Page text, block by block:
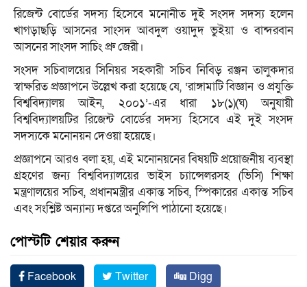
রিজেন্ট বোর্ডের সদস্য হিসেবে মনোনীত দুই সংসদ সদস্য হলেন
খাগড়াছড়ি আসনের সাংসদ আবদুল ওয়াদুদ ভুইয়া ও বান্দরবান
আসনের সাংসদ সাচিং প্রু জেরী।
সংসদ সচিবালয়ের সিনিয়র সহকারী সচিব নিবিড় রঞ্জন তালুকদার
স্বাক্ষরিত প্রজ্ঞাপনে উল্লেখ করা হয়েছে যে, ‘রাঙ্গামাটি বিজ্ঞান ও প্রযুক্তি
বিশ্ববিদ্যালয় আইন, ২০০১’-এর ধারা ১৮(১)(ঘ) অনুযায়ী
বিশ্ববিদ্যালয়টির রিজেন্ট বোর্ডের সদস্য হিসেবে এই দুই সংসদ
সদস্যকে মনোনয়ন দেওয়া হয়েছে।
প্রজ্ঞাপনে আরও বলা হয়, এই মনোনয়নের বিষয়টি প্রয়োজনীয় ব্যবস্থা
গ্রহণের জন্য বিশ্ববিদ্যালয়ের ভাইস চ্যান্সেলরসহ (ভিসি) শিক্ষা
মন্ত্রণালয়ের সচিব, প্রধানমন্ত্রীর একান্ত সচিব, স্পিকারের একান্ত সচিব
এবং সংশ্লিষ্ট অন্যান্য দপ্তরে অনুলিপি পাঠানো হয়েছে।
পোস্টটি শেয়ার করুন
Facebook Twitter
Digg